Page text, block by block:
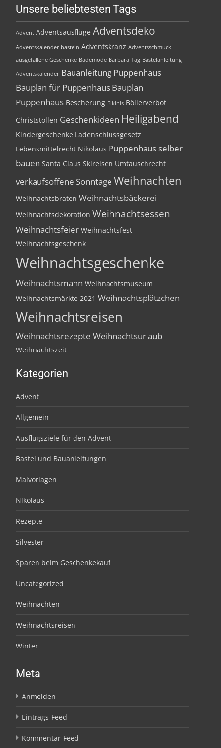
Unsere beliebtesten Tags
Advent Adventsausflüge Adventsdeko
Adventskalender basteln Adventskranz Adventsschmuck
ausgefallene Geschenke Bademode Barbara-Tag Bastelanleitung
Adventskalender Bauanleitung Puppenhaus
Bauplan für Puppenhaus Bauplan
Puppenhaus Bescherung Bikinis Böllerverbot
Christstollen Geschenkideen Heiligabend
Kindergeschenke Ladenschlussgesetz
Lebensmittelrecht Nikolaus Puppenhaus selber
bauen Santa Claus Skireisen Umtauschrecht
verkaufsoffene Sonntage Weihnachten
Weihnachtsbraten Weihnachtsbäckerei
Weihnachtsdekoration Weihnachtsessen
Weihnachtsfeier Weihnachtsfest
Weihnachtsgeschenk
Weihnachtsgeschenke
Weihnachtsmann Weihnachtsmuseum
Weihnachtsmärkte 2021 Weihnachtsplätzchen
Weihnachtsreisen
Weihnachtsrezepte Weihnachtsurlaub
Weihnachtszeit
Kategorien
Advent
Allgemein
Ausflugsziele für den Advent
Bastel und Bauanleitungen
Malvorlagen
Nikolaus
Rezepte
Silvester
Sparen beim Geschenkekauf
Uncategorized
Weihnachten
Weihnachtsreisen
Winter
Meta
Anmelden
Eintrags-Feed
Kommentar-Feed